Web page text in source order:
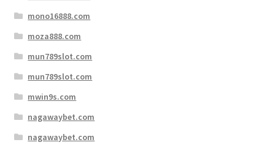
mono16888.com
moza888.com
mun789slot.com
mun789slot.com
mwin9s.com
nagawaybet.com
nagawaybet.com